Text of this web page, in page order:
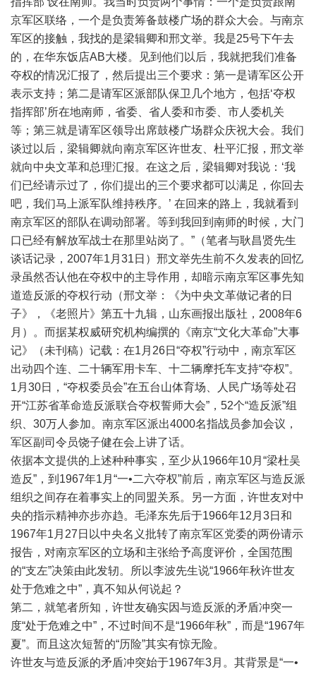
京军区联络，一个是负责筹备鼓楼广场的群众大会。与南京
军区的接触，我找的是梁辑卿和邢文举。我是25号下午去
的，在华东饭店AB大楼。见到他们以后，我就把我们准备
夺权的情况汇报了，然后提出三个要求：第一是请军区公开
表示支持；第二是请军区派部队保卫几个地方，包括‘夺权
指挥部’所在地南师，省委、省人委和市委、市人委机关
等；第三就是请军区领导出席鼓楼广场群众庆祝大会。我们
谈过以后，梁辑卿就向南京军区许世友、杜平汇报，邢文举
就向中央文革和总理汇报。在这之后，梁辑卿对我说：‘我
们已经请示过了，你们提出的三个要求都可以满足，你回去
吧，我们马上派军队维持秩序。’ 在回来的路上，我就看到
南京军区的部队在调动部署。等到我回到南师的时候，大门
口已经有解放军战士在那里站岗了。”（笔者与耿昌贤先生
谈话记录，2007年1月31日）邢文举先生前不久发表的回忆
录虽然否认他在夺权中的主导作用，却暗示南京军区事先知
道造反派的夺权行动（邢文举：《为中央文革做记者的日
子》，《老照片》第五十九辑，山东画报出版社，2008年6
月）。而据某权威研究机构编撰的《南京“文化大革命”大事
记》（未刊稿）记载：在1月26日“夺权”行动中，南京军区
出动四个连、二十辆军用卡车、十二辆摩托车支持“夺权”。
1月30日，“夺权委员会”在五台山体育场、人民广场等处召
开“江苏省革命造反派联合夺权誓师大会”，52个“造反派”组
织、30万人参加。南京军区派出4000名指战员参加会议，
军区副司令员饶子健在会上讲了话。
依据本文提供的上述种种事实，至少从1966年10月“梁杜吴
造反”，到1967年1月“一•二六夺权”前后，南京军区与造反派
组织之间存在着事实上的同盟关系。另一方面，许世友对中
央的指示精神亦步亦趋。毛泽东先后于1966年12月3日和
1967年1月27日以中央名义批转了南京军区党委的两份请示
报告，对南京军区的立场和主张给予高度评价，全国范围
的“支左”决策由此发轫。所以李波先生说“1966年秋许世友
处于危难之中”，真不知从何说起？
第二，就笔者所知，许世友确实因与造反派的矛盾冲突一
度“处于危难之中”，不过时间不是“1966年秋”，而是“1967年
夏”。而且这次短暂的“历险”其实有惊无险。
许世友与造反派的矛盾冲突始于1967年3月。其背景是“一•